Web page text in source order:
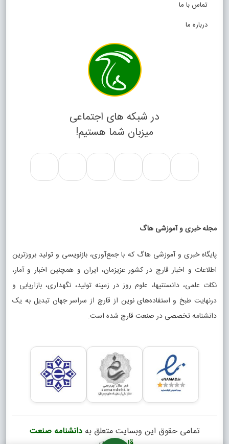
تماس با ما
درباره ما
در شبکه های اجتماعی
میزبان شما هستیم!
مجله خبری و آموزشی هاگ
پایگاه خبری و آموزشی هاگ که با جمع‌آوری، بازنویسی و تولید بروزترین
اطلاعات و اخبار قارچ در کشور عزیزمان، ایران و همچنین اخبار و آمار،
نکات علمی، دانستنیها، علوم روز در زمینه تولید، نگهداری، بازاریابی و
درنهایت طبخ و استفاده‌های نوین از قارچ از سراسر جهان تبدیل به یک
دانشنامه تخصصی در صنعت قارچ شده است.
تمامی حقوق این وبسایت متعلق بهدانشنامه صنعت